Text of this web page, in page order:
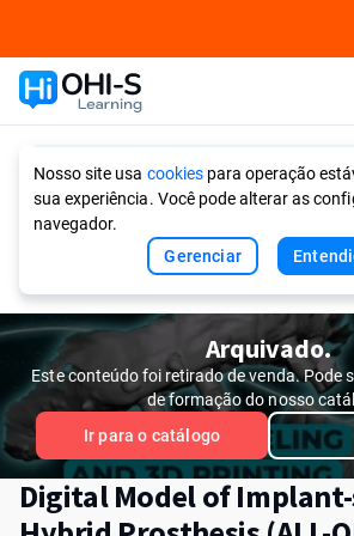
Nosso site usa cookiespara operação
sua experiência. Você pode alterar as
navegador.
Gerenciar
Arquivado.
Este conteúdo foi retirado de venda. Pode
de formação do nosso
Ir para o catálogo
Digital Model of